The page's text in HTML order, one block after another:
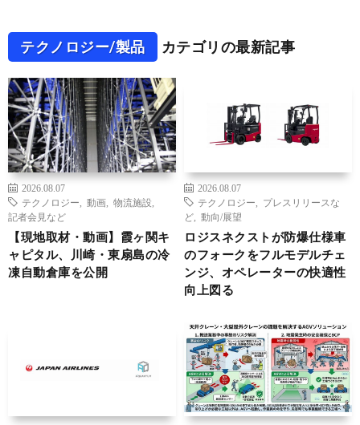
テクノロジー/製品 カテゴリの最新記事
2026.08.07
テクノロジー
動画 物流施設
記者会見など
【現地取材・動画】霞ヶ関キ
ャピタル、川崎・東扇島の冷
凍自動倉庫を公開
2026.08.07
テクノロジー
プレスリリースな
ど
動向/展望
ロジスネクストが防爆仕様車
のフォークをフルモデルチェ
ンジ、オペレーターの快適性
向上図る